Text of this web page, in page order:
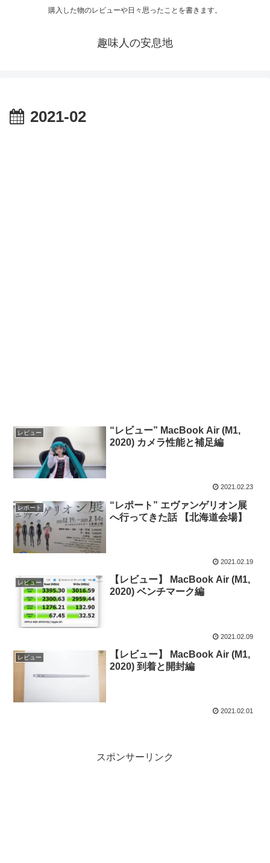
購入した物のレビューや日々思ったことを書きます。
趣味人の安息地
2021-02
レビュー
“レビュー” MacBook Air (M1,
2020) カメラ性能と補足編
2021.02.23
レポート
“レポート” エヴァンゲリオン展
へ行ってきた話 【北海道会場】
2021.02.19
レビュー
【レビュー】 MacBook Air (M1,
2020) ベンチマーク編
2021.02.09
レビュー
【レビュー】 MacBook Air (M1,
2020) 到着と開封編
2021.02.01
スポンサーリンク